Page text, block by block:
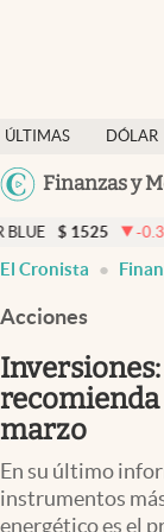
ÚLTIMAS
NOTICIAS
DÓLAR
Finanzas y
Dólar
Members
Economía y Política
Finanzas y Mercados
Mercados
Negocios
Columnistas
Apertura
-0.33%
El Cronista
Acciones
marzo
En su último
instrumentos
energético es el